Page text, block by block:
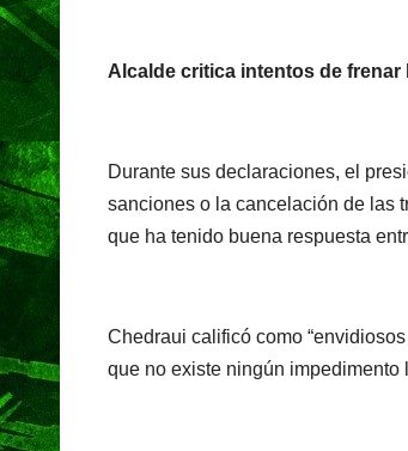
Alcalde critica intentos de
Durante sus declaraciones, el
sanciones o la cancelación de las
que ha tenido buena respuesta
Chedraui calificó como
que no existe ningún